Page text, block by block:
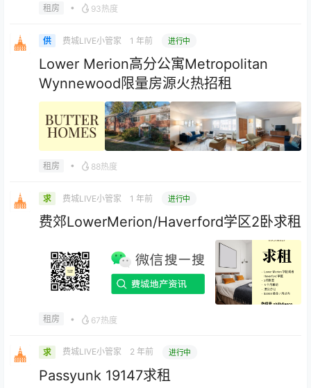
租房 • 93热度
供 费城LIVE小管家 1 年前 进行中
Lower Merion高分公寓Metropolitan
Wynnewood限量房源火热招租
租房 • 88热度
求 费城LIVE小管家 1 年前 进行中
费郊LowerMerion/Haverford学区2卧求租
租房 • 67热度
求 费城LIVE小管家 2 年前 进行中
Passyunk 19147求租